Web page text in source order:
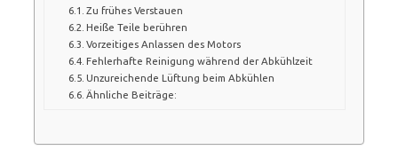
Zu frühes Verstauen
Heiße Teile berühren
Vorzeitiges Anlassen des Motors
Fehlerhafte Reinigung während der Abkühlzeit
Unzureichende Lüftung beim Abkühlen
Ähnliche Beiträge: